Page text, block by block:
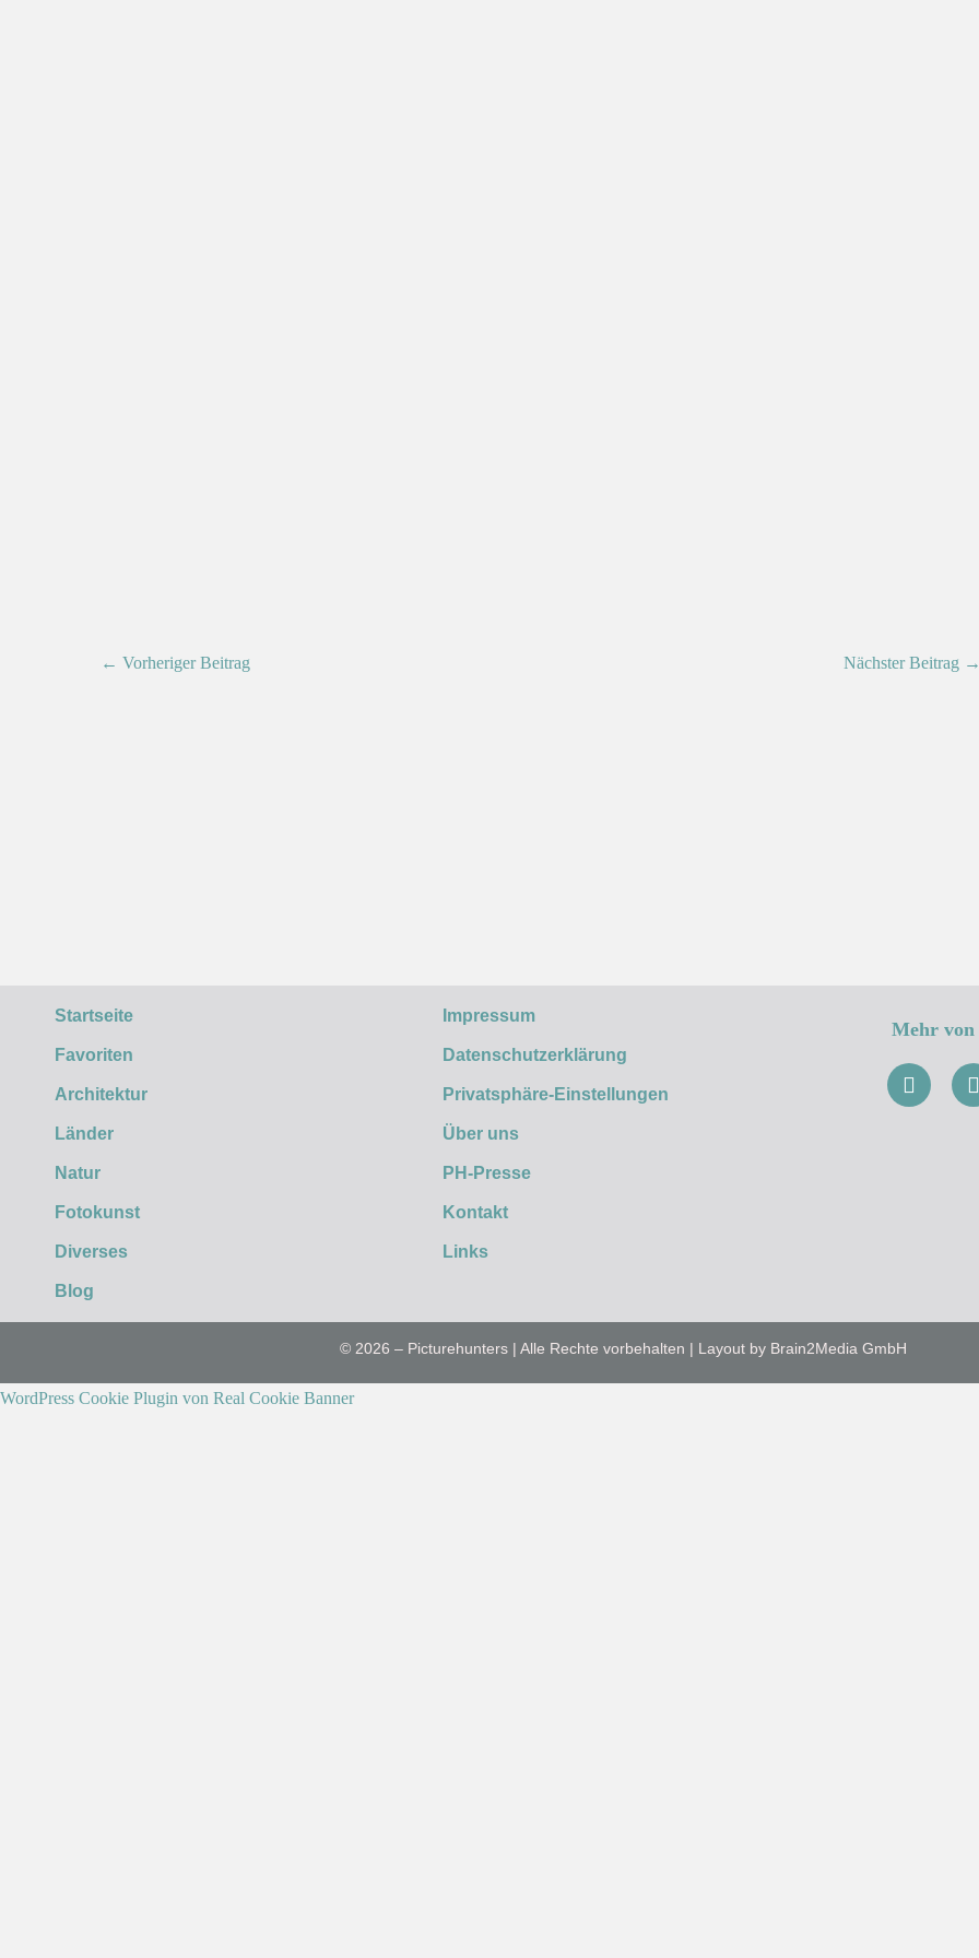
← Vorheriger Beitrag Nächster Beitrag →
Startseite
Favoriten
Architektur
Länder
Natur
Fotokunst
Diverses
Blog
Impressum
Datenschutzerklärung
Privatsphäre-Einstellungen
Über uns
PH-Presse
Kontakt
Links
Mehr von
© 2026 – Picturehunters | Alle Rechte vorbehalten | Layout by Brain2Media GmbH
WordPress Cookie Plugin von Real Cookie Banner